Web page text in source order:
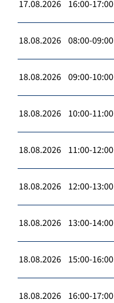
17.08.2026 16:00-17:00
18.08.2026 08:00-09:00
18.08.2026 09:00-10:00
18.08.2026 10:00-11:00
18.08.2026 11:00-12:00
18.08.2026 12:00-13:00
18.08.2026 13:00-14:00
18.08.2026 15:00-16:00
18.08.2026 16:00-17:00